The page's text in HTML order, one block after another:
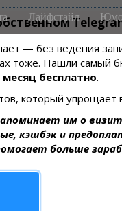
— без ведения
тоже. Нашли самый
бесплатно.
который упрощает
им о
кэшбэк и
больше
Лайфстайл